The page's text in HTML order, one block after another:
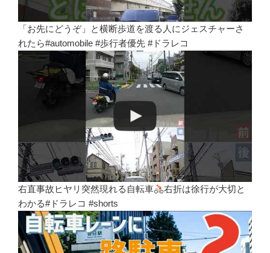
「お先にどうぞ」と横断歩道を渡る人にジェスチャーさ
れたら#automobile #歩行者優先 #ドラレコ
右直事故ヒヤリ突然現れる自転車
右折は徐行が大切と
わかる#ドラレコ #shorts